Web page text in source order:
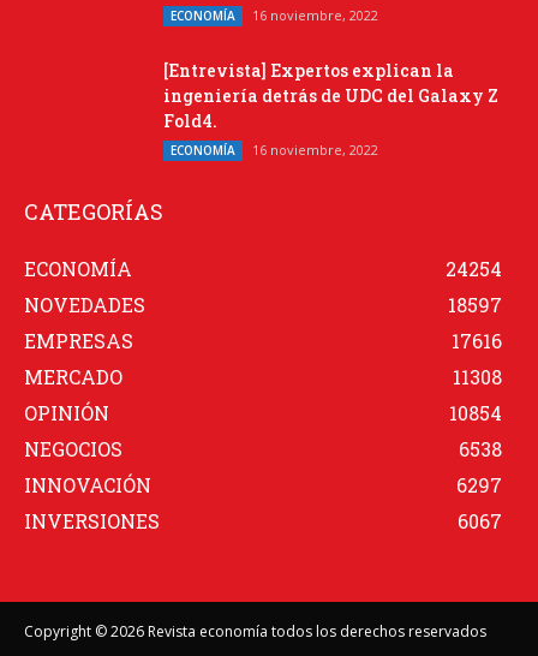
ECONOMÍA 16 noviembre, 2022
[Entrevista] Expertos explican la
ingeniería detrás de UDC del Galaxy Z
Fold4.
ECONOMÍA 16 noviembre, 2022
CATEGORÍAS
ECONOMÍA
24254
NOVEDADES
18597
EMPRESAS
17616
MERCADO
11308
OPINIÓN
10854
NEGOCIOS
6538
INNOVACIÓN
6297
INVERSIONES
6067
Copyright © 2026 Revista economía todos los derechos reservados